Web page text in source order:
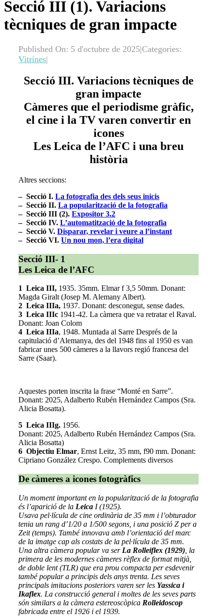
Secció III (1). Variacions
tècniques de gran impacte
Published On: 5 d'octubre de 2025|Categories:
Vitrines|
Secció III. Variacions tècniques de
gran impacte
Càmeres que el periodisme gràfic,
el cine i la TV varen convertir en
icones
Les Leica de l’AFC i una breu
història
Altres seccions:
– Secció I. La fotografia des dels seus inicis
– Secció II. La popularització de la fotografia
– Secció III (2). Expositor 3.2
– Secció IV. L’automatització de la fotografia
– Secció V. Disparar, revelar i veure a l’instant
– Secció VI. Un nou mon, l’era digital
Secció III- 1
Les Leica de l’AFC
1 Leica III,1935. 35mm. Elmar f 3,5 50mm. Donant:
Magda Giralt (Josep M. Alemany Albert).
2 Leica IIIa,1937. Donant: desconegut, sense dades.
3 Leica IIIc1941-42. La càmera que va retratar el Raval.
Donant: Joan Colom
4 Leica IIIa, 1948. Muntada al Sarre Després de la
capitulació d’Alemanya, des del 1948 fins al 1950 es van
fabricar unes 500 càmeres a la llavors regió francesa del
Sarre (Saar).
Aquestes porten inscrita la frase “Monté en Sarre”.
Donant: 2025, Adalberto Rubén Hernández Campos (Sra.
Alicia Bosatta).
5 Leica IIIg.1956.
Donant: 2025, Adalberto Rubén Hernández Campos (Sra.
Alicia Bosatta)
6 Objectiu Elmar, Ernst Leitz, 35 mm, f90 mm. Donant:
Cipriano González Crespo. Complements diversos
De càmeres a icones fotogràfics
Un moment important en la popularització de la fotografia
és l’aparició de la LeicaI (1925).
Usava pel·lícula de cine ordinària de 35 mm i l’obturador
tenia un rang d’1/20 a 1/500 segons, i una posició Z per a
Zeit (temps). També innovava amb l’orientació del marc
de la imatge cap als costats de la pel·lícula de 35 mm.
Una altra càmera popular va ser La Rolleiflex (1929), la
primera de les modernes càmeres rèflex de format mitjà,
de doble lent (TLR) que era prou compacta per esdevenir
també popular a principis dels anys trenta. Les seves
principals imitacions posteriors varen ser les Yassica i
Ikaflex. La construcció general i moltes de les seves parts
són similars a la càmera estereoscòpica Rolleidoscop
fabricada entre el 1926 i el 1939.